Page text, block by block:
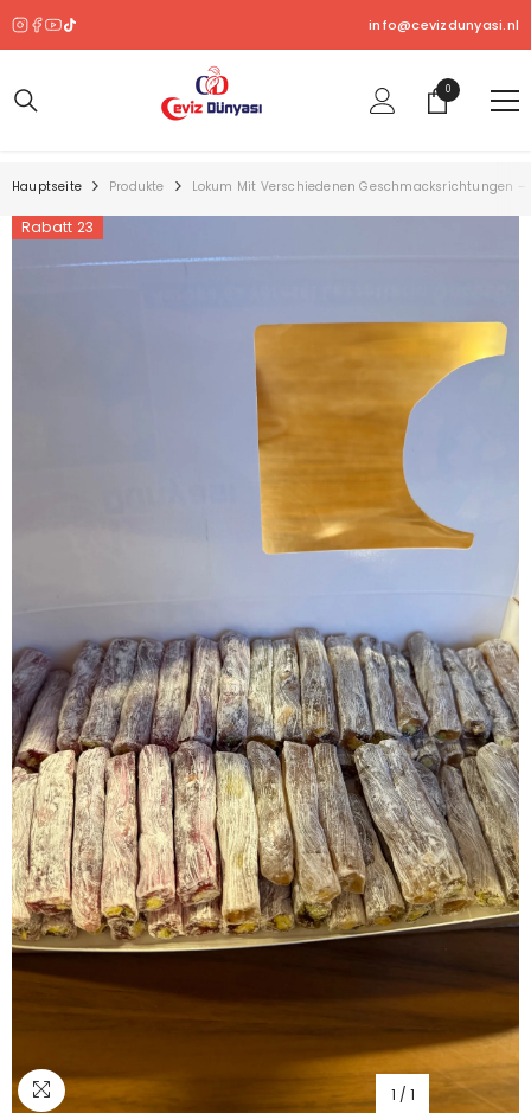
info@cevizdunyasi.nl
00
Produkt
Hauptseite Produkte Lokum Mit Verschiedenen Geschmacksrichtungen
Rabatt 23
1 / 1